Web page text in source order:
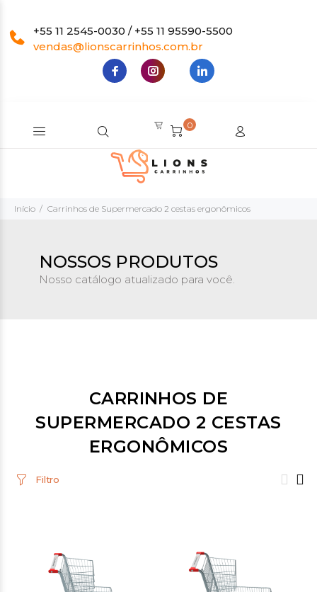
+55 11 2545-0030 / +55 11 95590-5500
vendas@lionscarrinhos.com.br
0
Início Carrinhos de Supermercado 2 cestas ergonômicos
NOSSOS PRODUTOS
Nosso catálogo atualizado para você.
CARRINHOS DE
SUPERMERCADO 2 CESTAS
ERGONÔMICOS
Filtro